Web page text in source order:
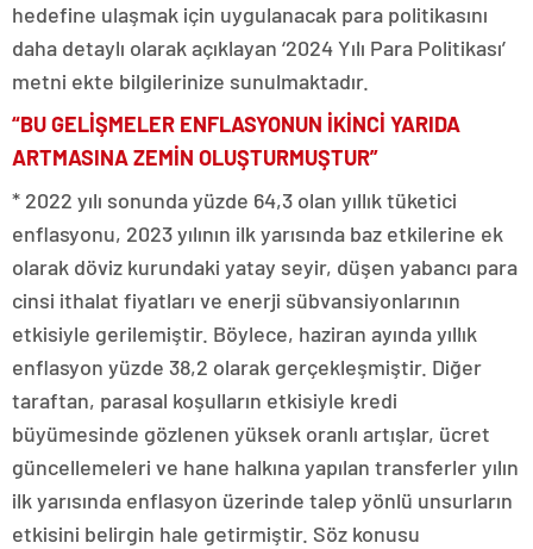
hedefine ulaşmak için uygulanacak para politikasını
daha detaylı olarak açıklayan ‘2024 Yılı Para Politikası’
metni ekte bilgilerinize sunulmaktadır.
“BU GELİŞMELER ENFLASYONUN İKİNCİ YARIDA
ARTMASINA ZEMİN OLUŞTURMUŞTUR”
* 2022 yılı sonunda yüzde 64,3 olan yıllık tüketici
enflasyonu, 2023 yılının ilk yarısında baz etkilerine ek
olarak döviz kurundaki yatay seyir, düşen yabancı para
cinsi ithalat fiyatları ve enerji sübvansiyonlarının
etkisiyle gerilemiştir. Böylece, haziran ayında yıllık
enflasyon yüzde 38,2 olarak gerçekleşmiştir. Diğer
taraftan, parasal koşulların etkisiyle kredi
büyümesinde gözlenen yüksek oranlı artışlar, ücret
güncellemeleri ve hane halkına yapılan transferler yılın
ilk yarısında enflasyon üzerinde talep yönlü unsurların
etkisini belirgin hale getirmiştir. Söz konusu